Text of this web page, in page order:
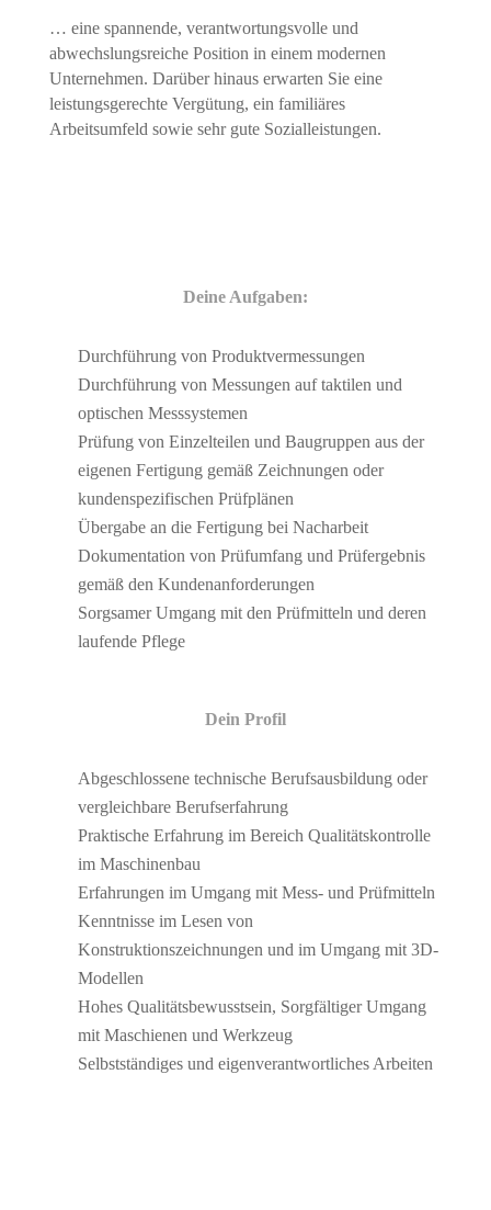
… eine spannende, verantwortungsvolle und
abwechslungsreiche Position in einem modernen
Unternehmen. Darüber hinaus erwarten Sie eine
leistungsgerechte Vergütung, ein familiäres
Arbeitsumfeld sowie sehr gute Sozialleistungen.
Deine Aufgaben:
Durchführung von Produktvermessungen
Durchführung von Messungen auf taktilen und
optischen Messsystemen
Prüfung von Einzelteilen und Baugruppen aus der
eigenen Fertigung gemäß Zeichnungen oder
kundenspezifischen Prüfplänen
Übergabe an die Fertigung bei Nacharbeit
Dokumentation von Prüfumfang und Prüfergebnis
gemäß den Kundenanforderungen
Sorgsamer Umgang mit den Prüfmitteln und deren
laufende Pflege
Dein Profil
Abgeschlossene technische Berufsausbildung oder
vergleichbare Berufserfahrung
Praktische Erfahrung im Bereich Qualitätskontrolle
im Maschinenbau
Erfahrungen im Umgang mit Mess- und Prüfmitteln
Kenntnisse im Lesen von
Konstruktionszeichnungen und im Umgang mit 3D-
Modellen
Hohes Qualitätsbewusstsein, Sorgfältiger Umgang
mit Maschienen und Werkzeug
Selbstständiges und eigenverantwortliches Arbeiten